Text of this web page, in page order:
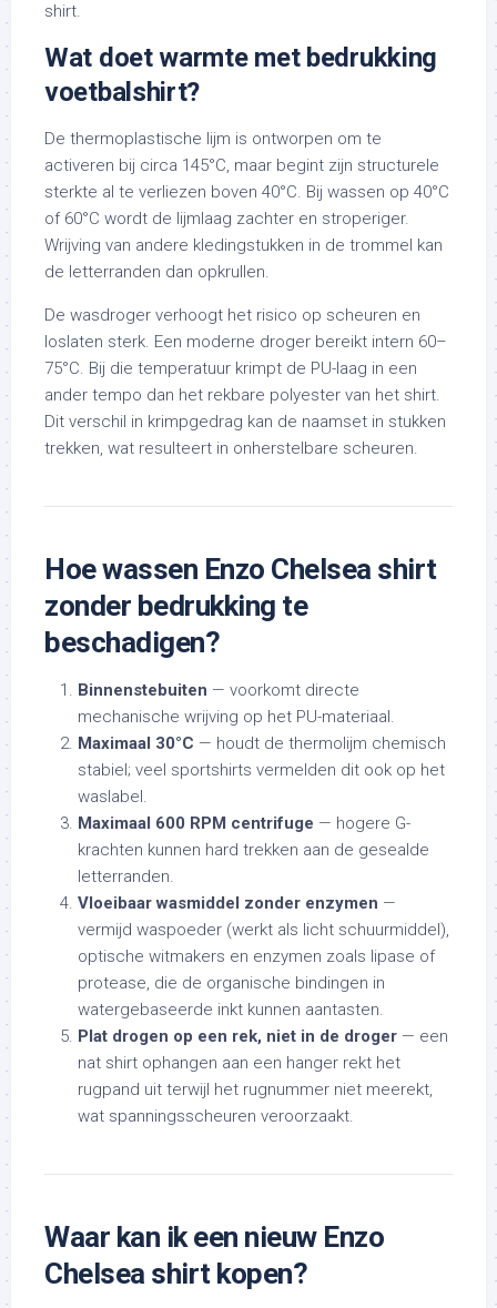
shirt.
Wat doet warmte met bedrukking
voetbalshirt?
De thermoplastische lijm is ontworpen om te
activeren bij circa 145°C, maar begint zijn structurele
sterkte al te verliezen boven 40°C. Bij wassen op 40°C
of 60°C wordt de lijmlaag zachter en stroperiger.
Wrijving van andere kledingstukken in de trommel kan
de letterranden dan opkrullen.
De wasdroger verhoogt het risico op scheuren en
loslaten sterk. Een moderne droger bereikt intern 60–
75°C. Bij die temperatuur krimpt de PU-laag in een
ander tempo dan het rekbare polyester van het shirt.
Dit verschil in krimpgedrag kan de naamset in stukken
trekken, wat resulteert in onherstelbare scheuren.
Hoe wassen Enzo Chelsea shirt
zonder bedrukking te
beschadigen?
Binnenstebuiten — voorkomt directe
mechanische wrijving op het PU-materiaal.
Maximaal 30°C — houdt de thermolijm chemisch
stabiel; veel sportshirts vermelden dit ook op het
waslabel.
Maximaal 600 RPM centrifuge — hogere G-
krachten kunnen hard trekken aan de gesealde
letterranden.
Vloeibaar wasmiddel zonder enzymen —
vermijd waspoeder (werkt als licht schuurmiddel),
optische witmakers en enzymen zoals lipase of
protease, die de organische bindingen in
watergebaseerde inkt kunnen aantasten.
Plat drogen op een rek, niet in de droger — een
nat shirt ophangen aan een hanger rekt het
rugpand uit terwijl het rugnummer niet meerekt,
wat spanningsscheuren veroorzaakt.
Waar kan ik een nieuw Enzo
Chelsea shirt kopen?